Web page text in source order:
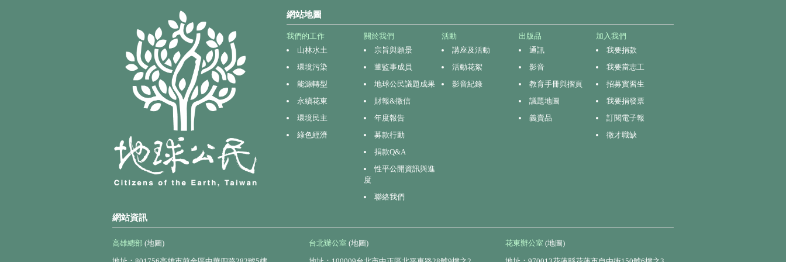
網站地圖
我們的工作
山林水土
環境污染
能源轉型
永續花東
環境民主
綠色經濟
關於我們
宗旨與願景
董監事成員
地球公民議題成果
財報&徵信
年度報告
募款行動
捐款Q&A
性平公開資訊與進
度
聯絡我們
活動
講座及活動
活動花絮
影音紀錄
出版品
通訊
影音
教育手冊與摺頁
議題地圖
義賣品
加入我們
我要捐款
我要當志工
招募實習生
我要捐發票
訂閱電子報
徵才職缺
網站資訊
高雄總部 (地圖) 台北辦公室 (地圖) 花東辦公室 (地圖)